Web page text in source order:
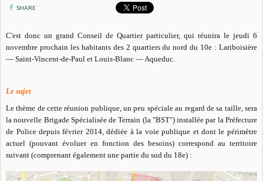
SHARE
C'est donc un grand Conseil de Quartier particulier, qui réunira le jeudi 6
novembre prochain les habitants des 2 quartiers du nord du 10e : Lariboisière
— Saint-Vincent-de-Paul et Louis-Blanc — Aqueduc.
Le sujet
Le thème de cette réunion publique, un peu spéciale au regard de sa taille, sera
la nouvelle Brigade Spécialisée de Terrain (la "BST") installée par la Préfecture
de Police depuis février 2014, dédiée à la voie publique et dont le périmètre
actuel(pouvant évoluer en fonction des besoins)correspond au territoire
suivant (comprenant également une partie du sud du 18e) :